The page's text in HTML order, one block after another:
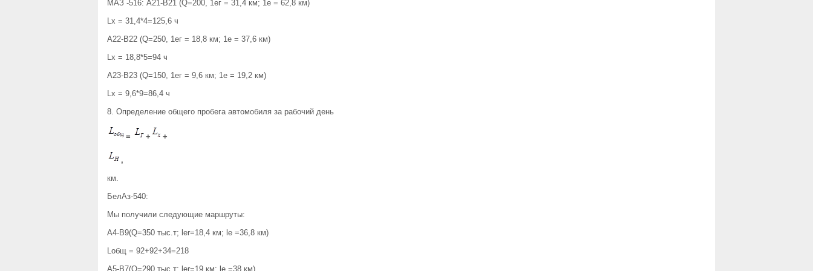
МАЗ -516: А21-В21 (Q=200, 1ег = 31,4 км; 1е = 62,8 км)
Lх = 31,4*4=125,6 ч
А22-В22 (Q=250, 1ег = 18,8 км; 1е = 37,6 км)
Lх = 18,8*5=94 ч
А23-В23 (Q=150, 1ег = 9,6 км; 1е = 19,2 км)
Lх = 9,6*9=86,4 ч
8. Определение общего пробега автомобиля за рабочий день
= + +
,
км.
БелАз-540:
Мы получили следующие маршруты:
А4-В9(Q=350 тыс.т; ler=18,4 км; le =36,8 км)
Lобщ = 92+92+34=218
А5-В7(Q=290 тыс.т; ler=19 км; le =38 км)